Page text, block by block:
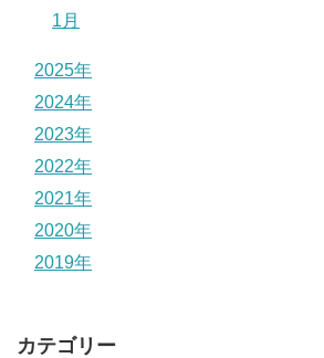
1月
2025年
2024年
2023年
2022年
2021年
2020年
2019年
カテゴリー